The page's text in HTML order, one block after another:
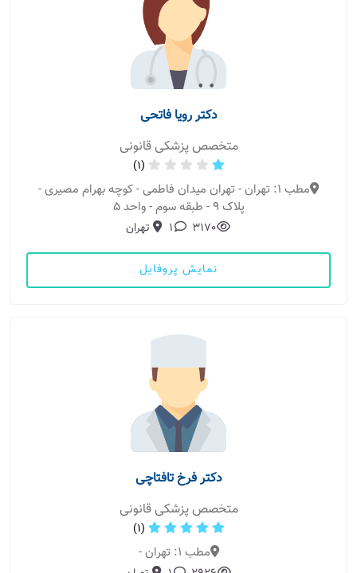
دکتر رویا فاتحی
متخصص پزشکی قانونی
(1)
مطب 1: تهران - تهران میدان فاطمی - کوچه بهرام مصیری -
پلاک ۹ - طبقه سوم - واحد ۵
3170
1 تهران
نمایش پروفایل
دکتر فرخ تافتاچی
متخصص پزشکی قانونی
(1)
مطب 1: تهران -